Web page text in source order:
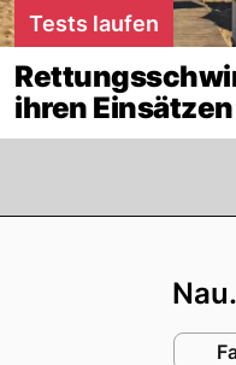
Tests laufen
ihren Einsätzen